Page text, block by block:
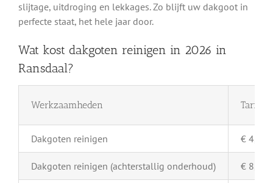
slijtage, uitdroging en lekkages. Zo blijft uw dakgoot in
perfecte staat, het hele jaar door.
Wat kost dakgoten reinigen in 2026 in
Ransdaal?
Werkzaamheden Tarief
Dakgoten reinigen € 4,-
Dakgoten reinigen (achterstallig onderhoud) € 8,-